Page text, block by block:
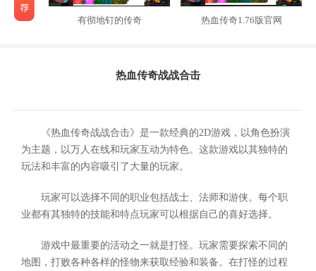
有彻地钉的传奇 热血传奇1.76版官网
热血传奇战战合击
《热血传奇战战合击》是一款经典的2D游戏，以角色扮演
为主题，以万人在线和玩家互动为特色。这款游戏以其独特的
玩法和丰富的内容吸引了大量的玩家。
玩家可以选择不同的职业包括战士、法师和游侠。每个职
业都有其独特的技能和特点玩家可以根据自己的喜好选择。
游戏中最重要的活动之一就是打怪。玩家需要探索不同的
地图，打败各种各样的怪物来获取经验和装备。在打怪的过程